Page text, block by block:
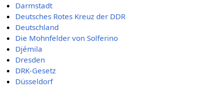
Darmstadt
Deutsches Rotes Kreuz der DDR
Deutschland
Die Mohnfelder von Solferino
Djémila
Dresden
DRK-Gesetz
Düsseldorf